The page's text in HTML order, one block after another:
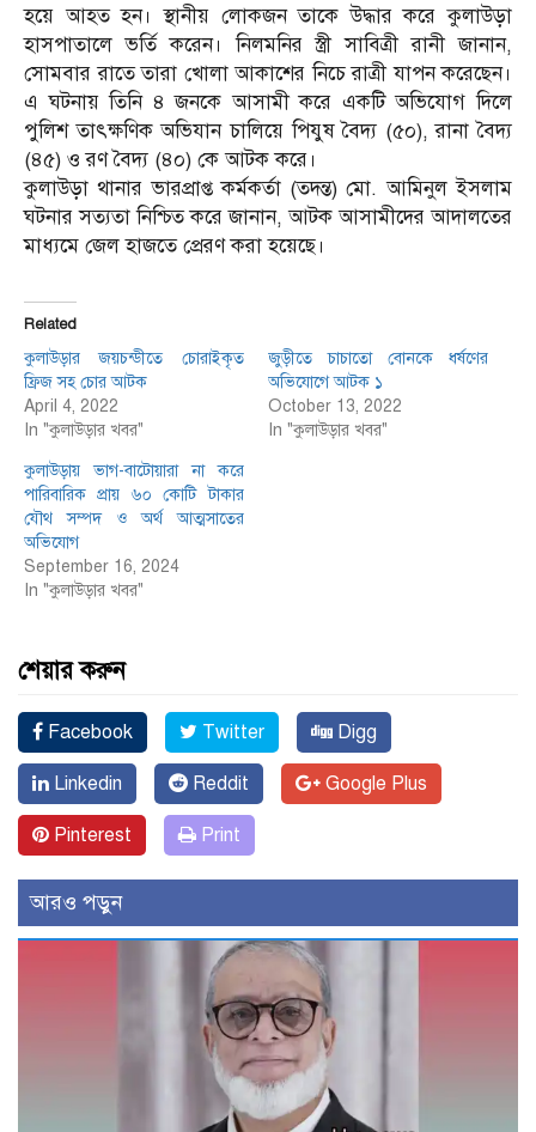
হয়ে আহত হন। স্থানীয় লোকজন তাকে উদ্ধার করে কুলাউড়া
হাসপাতালে ভর্তি করেন। নিলমনির স্ত্রী সাবিত্রী রানী জানান,
সোমবার রাতে তারা খোলা আকাশের নিচে রাত্রী যাপন করেছেন।
এ ঘটনায় তিনি ৪ জনকে আসামী করে একটি অভিযোগ দিলে
পুলিশ তাৎক্ষণিক অভিযান চালিয়ে পিযুষ বৈদ্য (৫০), রানা বৈদ্য
(৪৫) ও রণ বৈদ্য (৪০) কে আটক করে।
কুলাউড়া থানার ভারপ্রাপ্ত কর্মকর্তা (তদন্ত) মো. আমিনুল ইসলাম
ঘটনার সত্যতা নিশ্চিত করে জানান, আটক আসামীদের আদালতের
মাধ্যমে জেল হাজতে প্রেরণ করা হয়েছে।
Related
কুলাউড়ার জয়চন্ডীতে চোরাইকৃত
ফ্রিজ সহ চোর আটক
April 4, 2022
In "কুলাউড়ার খবর"
জুড়ীতে চাচাতো বোনকে ধর্ষণের
অভিযোগে আটক ১
October 13, 2022
In "কুলাউড়ার খবর"
কুলাউড়ায় ভাগ-বাটোয়ারা না করে
পারিবারিক প্রায় ৬০ কোটি টাকার
যৌথ সম্পদ ও অর্থ আত্মসাতের
অভিযোগ
September 16, 2024
In "কুলাউড়ার খবর"
শেয়ার করুন
Facebook Twitter Digg
Linkedin Reddit Google Plus
Pinterest Print
আরও পড়ুন